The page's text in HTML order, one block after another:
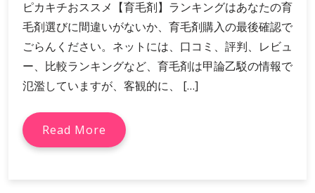
ピカキチおススメ【育毛剤】ランキングはあなたの育
毛剤選びに間違いがないか、育毛剤購入の最後確認で
ごらんください。ネットには、口コミ、評判、レビュ
ー、比較ランキングなど、育毛剤は甲論乙駁の情報で
氾濫していますが、客観的に、 […]
Read More